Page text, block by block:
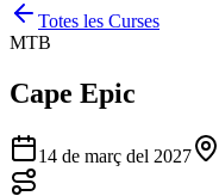
Totes les Curses
MTB
Cape Epic
14 de març del 2027